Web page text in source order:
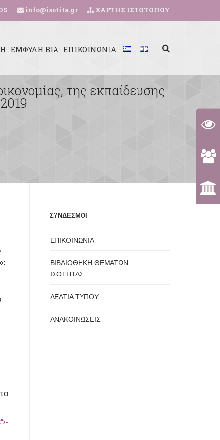
info@isotita.gr ΧΑΡΤΗΣ ΙΣΤΟΤΟΠΟΥ
ΕΜΦΥΛΗ ΒΙΑ ΕΠΙΚΟΙΝΩΝΙΑ
της εκπαίδευσης
ΣΥΝΔΕΣΜΟΙ
ΕΠΙΚΟΙΝΩΝΙΑ
ΒΙΒΛΙΟΘΗΚΗ ΘΕΜΑΤΩΝ
ΙΣΟΤΗΤΑΣ
ΔΕΛΤΙΑ ΤΥΠΟΥ
ΑΝΑΚΟΙΝΩΣΕΙΣ